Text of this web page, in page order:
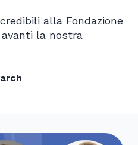
alla Fondazione
la nostra